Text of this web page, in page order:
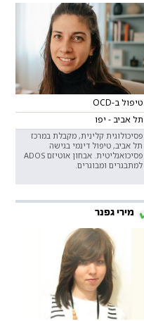
טיפול ב-OCD
תל אביב - יפו
פסיכולוגית קלינית, מקבלת במרכז
תל אביב, טיפול דינמי בגישה
פסיכואנליטית. אבחון אוטיזם ADOS
למתבגרים ומבוגרים.
מירי גפנר